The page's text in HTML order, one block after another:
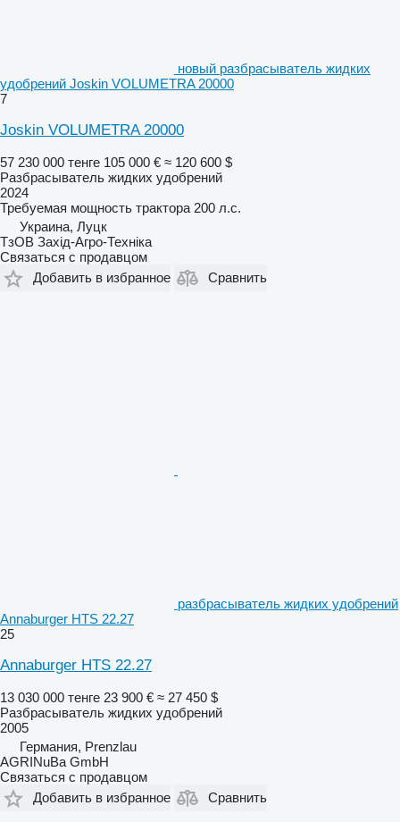
новый разбрасыватель жидких
удобрений Joskin VOLUMETRA 20000
7
Joskin VOLUMETRA 20000
57 230 000 тенге 105 000 € ≈ 120 600 $
Разбрасыватель жидких удобрений
2024
Требуемая мощность трактора 200 л.с.
Украина, Луцк
ТзОВ Захід-Агро-Техніка
Связаться с продавцом
Добавить в избранное
Сравнить
разбрасыватель жидких удобрений
Annaburger HTS 22.27
25
Annaburger HTS 22.27
13 030 000 тенге 23 900 € ≈ 27 450 $
Разбрасыватель жидких удобрений
2005
Германия, Prenzlau
AGRINuBa GmbH
Связаться с продавцом
Добавить в избранное
Сравнить